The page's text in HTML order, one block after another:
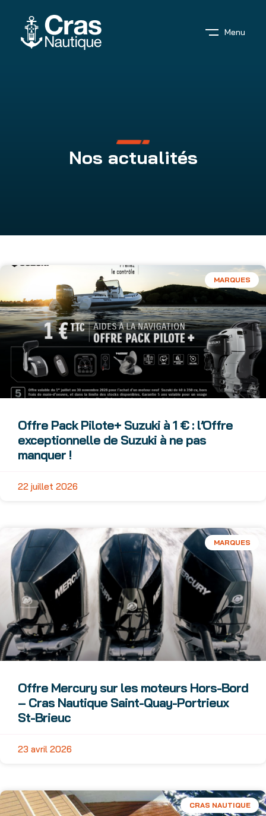
Menu
Nos actualités
MARQUES
Offre Pack Pilote+ Suzuki à 1 € : l’Offre
exceptionnelle de Suzuki à ne pas
manquer !
22 juillet 2026
MARQUES
Offre Mercury sur les moteurs Hors-Bord
– Cras Nautique Saint-Quay-Portrieux
St-Brieuc
23 avril 2026
CRAS NAUTIQUE